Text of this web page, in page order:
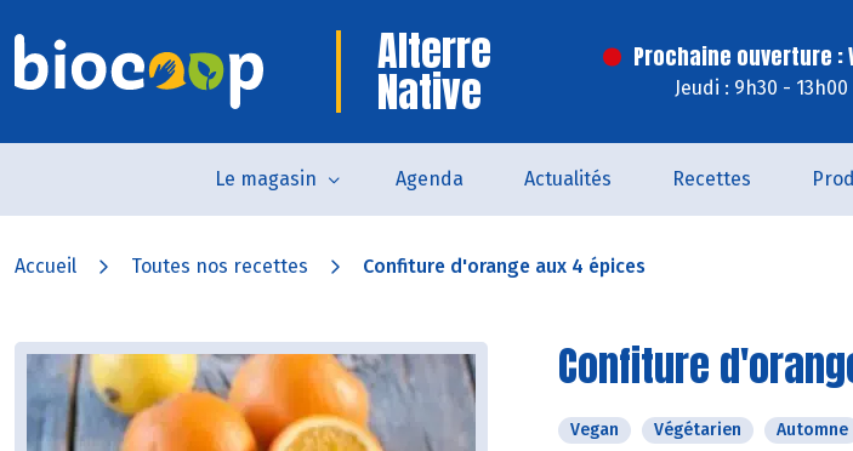
Alterre
Native
Prochaine ouverture :
Jeudi : 9h30 -
Le magasin Agenda Actualités Recettes
Accueil Toutes nos recettes Confiture d'orange aux 4 épices
Confiture
Vegan Végétarien Automne